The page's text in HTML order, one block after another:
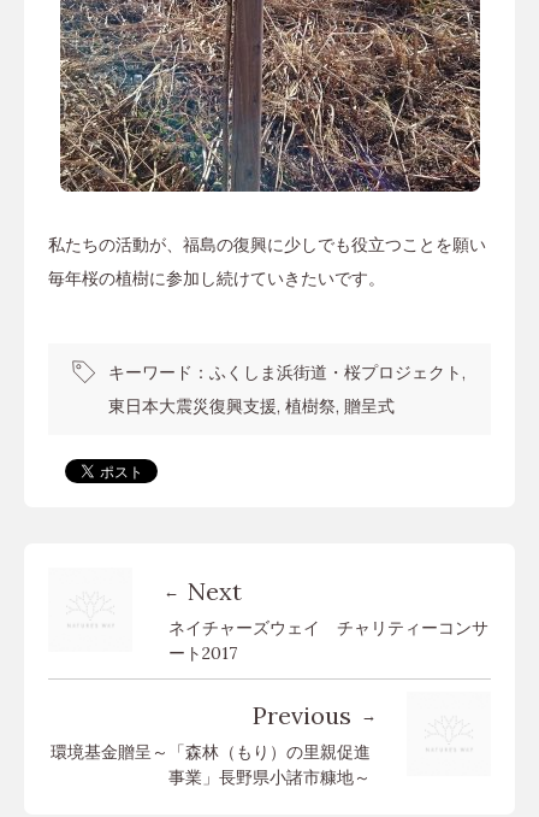
私たちの活動が、福島の復興に少しでも役立つことを願い
毎年桜の植樹に参加し続けていきたいです。
キーワード： ふくしま浜街道・桜プロジェクト
東日本大震災復興支援 植樹祭 贈呈式
Next
ネイチャーズウェイ チャリティーコンサ
ート2017
Previous
環境基金贈呈～「森林（もり）の里親促進
事業」長野県小諸市糠地～